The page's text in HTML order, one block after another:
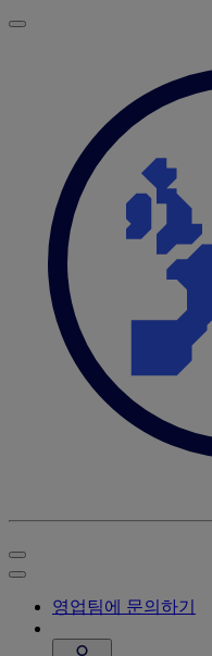
영업팀에 문의하기